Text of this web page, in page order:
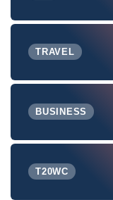
TRAVEL
BUSINESS
T20WC